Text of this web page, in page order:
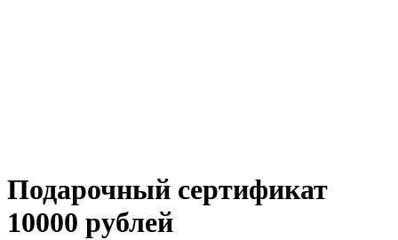
Подарочный сертификат
10000 рублей